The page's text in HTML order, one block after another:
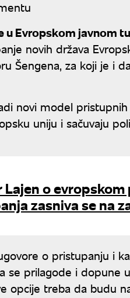
u Evropskom javnom
novih država
Šengena, za koji je i
novi model
uniju i sačuvaju
Lajen o
zasniva se na
o pristupanju i
prilagode i dopune
opcije treba da budu